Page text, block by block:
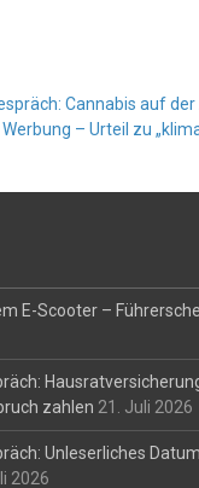
Cannabis auf
– Urteil zu
E-Scooter –
zahlen 21. Juli 2026
Unleserliches
2026